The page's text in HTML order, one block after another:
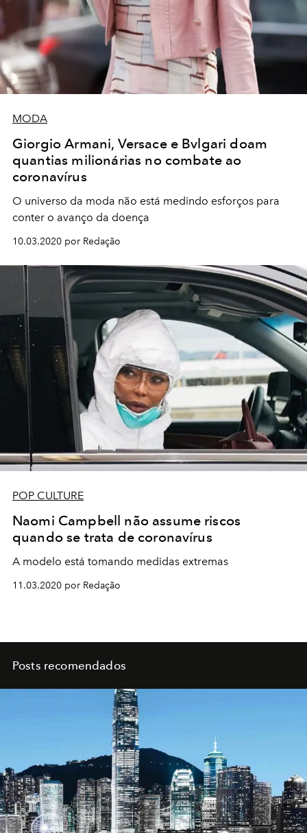
MODA
Giorgio Armani, Versace e Bvlgari doam
quantias milionárias no combate ao
coronavírus
O universo da moda não está medindo esforços para
conter o avanço da doença
10.03.2020 por Redação
POP CULTURE
Naomi Campbell não assume riscos
quando se trata de coronavírus
A modelo está tomando medidas extremas
11.03.2020 por Redação
Posts recomendados